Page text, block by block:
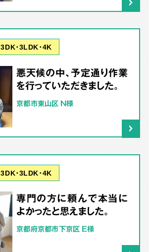
3DK･3LDK･4K
悪天候の中、予定通り作業
を行っていただきました。
京都市東山区 N様
3DK･3LDK･4K
専門の方に頼んで本当に
よかったと思えました。
京都府京都市下京区 E様